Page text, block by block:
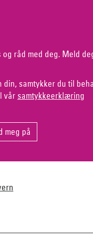
råd med deg. Meld
samtykker du til
vår samtykkeerklæring